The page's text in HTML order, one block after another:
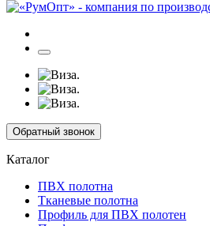
Обратный звонок
Каталог
ПВХ полотна
Тканевые полотна
Профиль для ПВХ полотен